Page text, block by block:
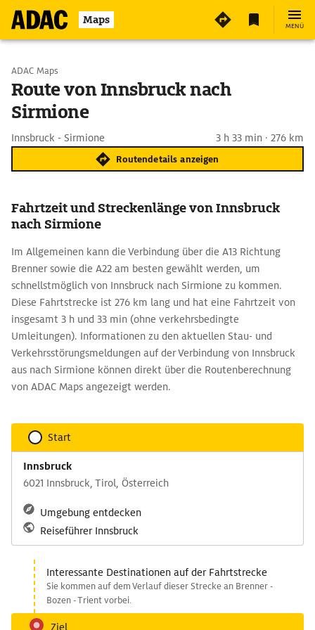
Maps MENÜ
Start wählen
Ziel eingeben
ADAC Maps
Route von Innsbruck nach
Sirmione
Innsbruck - Sirmione 3 h 33 min · 276 km
Routendetails anzeigen
Fahrtzeit und Streckenlänge von Innsbruck
nach Sirmione
Im Allgemeinen kann die Verbindung über die A13 Richtung
Brenner sowie die A22 am besten gewählt werden, um
schnellstmöglich von Innsbruck nach Sirmione zu kommen.
Diese Fahrtstrecke ist 276 km lang und hat eine Fahrtzeit von
insgesamt 3 h und 33 min (ohne verkehrsbedingte
Umleitungen). Informationen zu den aktuellen Stau- und
Verkehrsstörungsmeldungen auf der Verbindung von Innsbruck
aus nach Sirmione können direkt über die Routenberechnung
von ADAC Maps angezeigt werden.
Start
Innsbruck
6021 Innsbruck, Tirol, Österreich
Umgebung entdecken
Reiseführer Innsbruck
Interessante Destinationen auf der Fahrtstrecke
Sie kommen auf dem Verlauf dieser Strecke an Brenner -
Bozen - Trient vorbei.
Ziel